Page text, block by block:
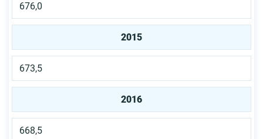
676,0
2015
673,5
2016
668,5